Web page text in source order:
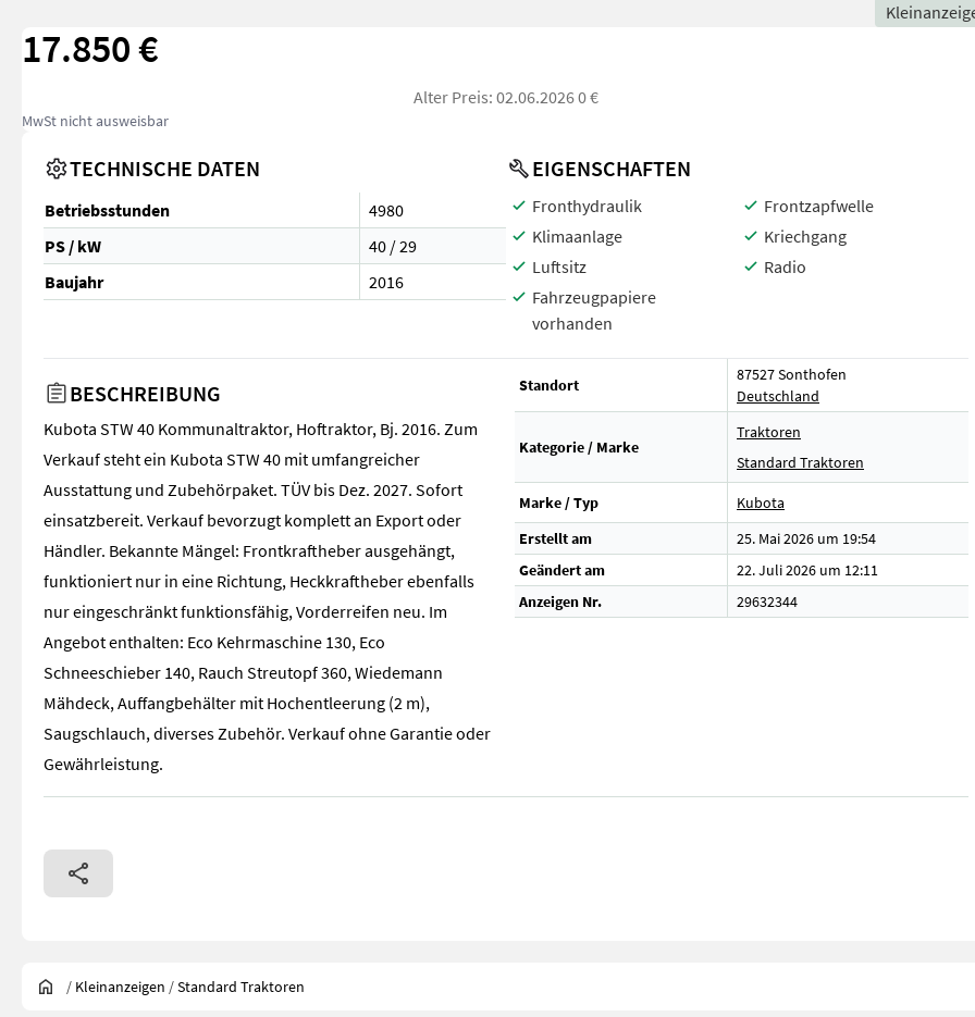
17.850 €
Alter Preis: 02.06.2026 0 €
MwSt nicht ausweisbar
TECHNISCHE DATEN
Betriebsstunden
4980
PS / kW
40 / 29
Baujahr
2016
EIGENSCHAFTEN
Fronthydraulik
Frontzapfwelle
Klimaanlage
Kriechgang
Luftsitz
Radio
Fahrzeugpapiere
vorhanden
BESCHREIBUNG
Kubota STW 40 Kommunaltraktor, Hoftraktor, Bj. 2016. Zum
Verkauf steht ein Kubota STW 40 mit umfangreicher
Ausstattung und Zubehörpaket. TÜV bis Dez. 2027. Sofort
einsatzbereit. Verkauf bevorzugt komplett an Export oder
Händler. Bekannte Mängel: Frontkraftheber ausgehängt,
funktioniert nur in eine Richtung, Heckkraftheber ebenfalls
nur eingeschränkt funktionsfähig, Vorderreifen neu. Im
Angebot enthalten: Eco Kehrmaschine 130, Eco
Schneeschieber 140, Rauch Streutopf 360, Wiedemann
Mähdeck, Auffangbehälter mit Hochentleerung (2 m),
Saugschlauch, diverses Zubehör. Verkauf ohne Garantie oder
Gewährleistung.
Standort
87527 Sonthofen
Deutschland
Kategorie / Marke
Traktoren
Standard Traktoren
Marke / Typ
Kubota
Erstellt am
25. Mai 2026 um 19:54
Geändert am
22. Juli 2026 um 12:11
Anzeigen Nr.
29632344
/ Kleinanzeigen /Standard Traktoren